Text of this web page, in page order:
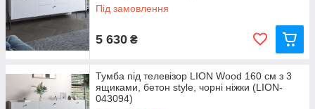
Під замовлення
5 630 ₴
Тумба під телевізор LION Wood 160 см з 3
ящиками, бетон style, чорні ніжки (LION-
043094)